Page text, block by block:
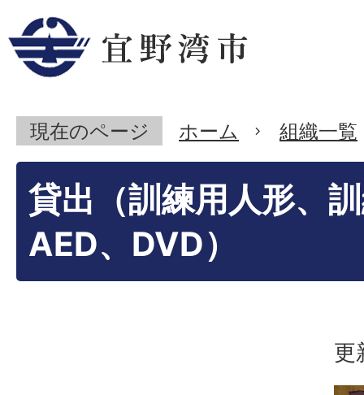
現在のページ ホーム 組織一覧
貸出（訓練用人形、
AED、DVD）
更